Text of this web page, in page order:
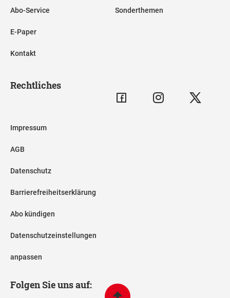
Abo-Service
E-Paper
Kontakt
Sonderthemen
Rechtliches
Impressum
AGB
Datenschutz
Barrierefreiheitserklärung
Abo kündigen
Datenschutzeinstellungen
anpassen
Folgen Sie uns auf: